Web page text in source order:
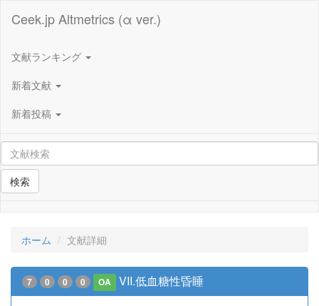
Ceek.jp Altmetrics (α ver.)
文献ランキング
新着文献
新着投稿
検索
ホーム 文献詳細
7 0 0 0 OA VII.低血糖性昏睡